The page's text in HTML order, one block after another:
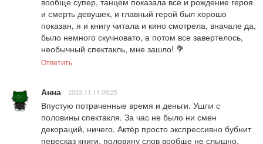
и смерть девушек, и главный герой был хорошо
показан, я и книгу читала и кино смотрела, вначале да,
было немного скучновато, а потом все завертелось,
необычный спектакль, мне зашло! 💐
Ответить
Анна 2023.11.11 08:25
Впустую потраченные время и деньги. Ушли с
половины спектакля. За час не было ни смен
декораций, ничего. Актёр просто экспрессивно бубнит
пересказ книги, половину слов вообще не слышно.